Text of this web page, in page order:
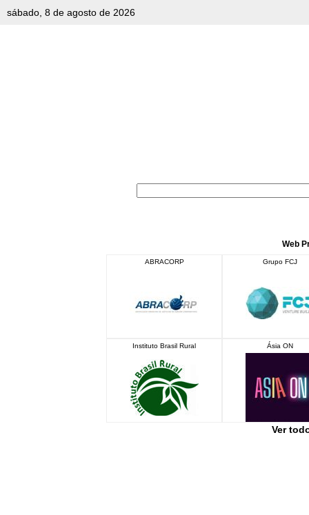
sábado, 8 de agosto de 2026
Web
ABRACORP Grupo FCJ
Instituto Brasil Rural Ásia ON
Ver